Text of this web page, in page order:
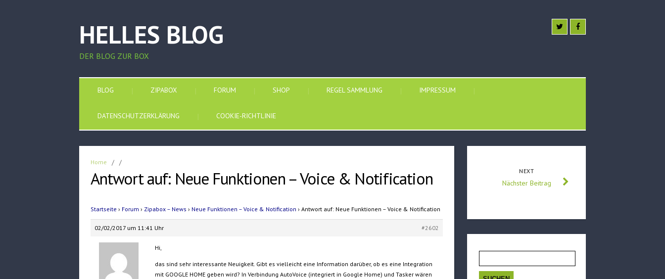
HELLES BLOG
DER BLOG ZUR BOX
BLOG ZIPABOX FORUM SHOP REGEL SAMMLUNG IMPRESSUM
DATENSCHUTZERKLÄRUNG COOKIE-RICHTLINIE
Home / /
Antwort auf: Neue Funktionen – Voice & Notification
Startseite › Forum › Zipabox – News › Neue Funktionen – Voice & Notification › Antwort auf: Neue Funktionen – Voice & Notification
02/02/2017 um 11:41 Uhr #2602
Hi,
das sind sehr interessante Neuigkeit. Gibt es vielleicht eine Information darüber, ob es eine Integration
mit GOOGLE HOME geben wird? In Verbindung AutoVoice (integriert in Google Home) und Tasker wären
NEXT
Nächster Beitrag
nach: